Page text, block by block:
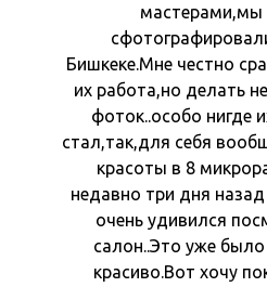
мастерами,мы
Бишкеке.Мне честно
их работа,но делать
фоток..особо нигде
стал,так,для себя
красоты в 8
недавно три дня
очень удивился
салон..Это уже
красиво.Вот хочу